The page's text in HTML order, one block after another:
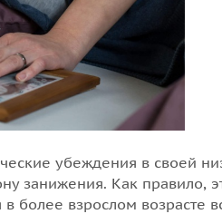
убеждения в своей
занижения. Как правило,
взрослом возрасте